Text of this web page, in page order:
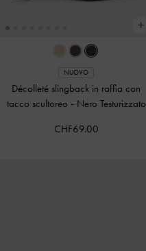
NUOVO
Décolleté slingback in raffia con
tacco scultoreo - Nero Testurizzato
CHF69.00